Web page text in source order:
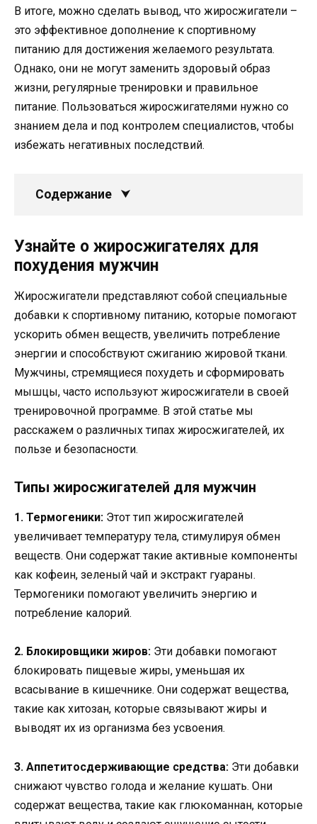
В итоге, можно сделать вывод, что жиросжигатели –
это эффективное дополнение к спортивному
питанию для достижения желаемого результата.
Однако, они не могут заменить здоровый образ
жизни, регулярные тренировки и правильное
питание. Пользоваться жиросжигателями нужно со
знанием дела и под контролем специалистов, чтобы
избежать негативных последствий.
Содержание
Узнайте о жиросжигателях для
похудения мужчин
Жиросжигатели представляют собой специальные
добавки к спортивному питанию, которые помогают
ускорить обмен веществ, увеличить потребление
энергии и способствуют сжиганию жировой ткани.
Мужчины, стремящиеся похудеть и сформировать
мышцы, часто используют жиросжигатели в своей
тренировочной программе. В этой статье мы
расскажем о различных типах жиросжигателей, их
пользе и безопасности.
Типы жиросжигателей для мужчин
1. Термогеники: Этот тип жиросжигателей
увеличивает температуру тела, стимулируя обмен
веществ. Они содержат такие активные компоненты
как кофеин, зеленый чай и экстракт гуараны.
Термогеники помогают увеличить энергию и
потребление калорий.
2. Блокировщики жиров: Эти добавки помогают
блокировать пищевые жиры, уменьшая их
всасывание в кишечнике. Они содержат вещества,
такие как хитозан, которые связывают жиры и
выводят их из организма без усвоения.
3. Аппетитосдерживающие средства: Эти добавки
снижают чувство голода и желание кушать. Они
содержат вещества, такие как глюкоманнан, которые